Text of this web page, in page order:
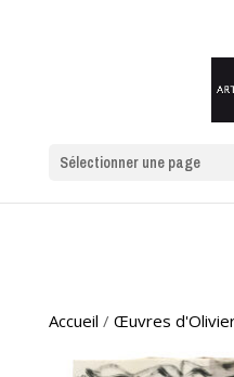
Sélectionner une page
Accueil / Œuvres